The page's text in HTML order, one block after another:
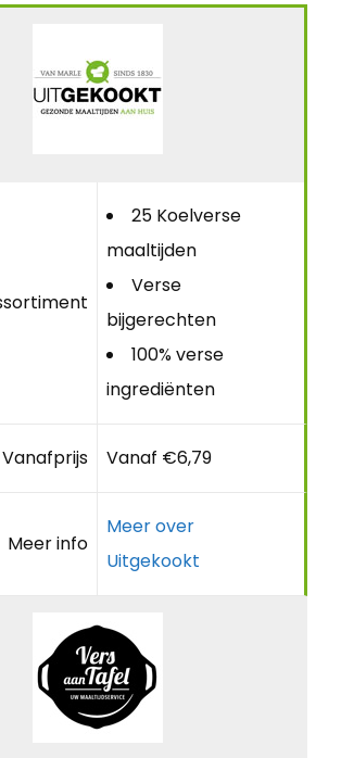
25 Koelverse
maaltijden
Verse
bijgerechten
100% verse
ingrediënten
Vanafprijs Vanaf €6,79
Meer info
Meer over
Uitgekookt